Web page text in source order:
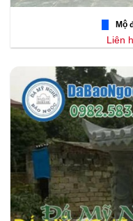
Mộ
Liên